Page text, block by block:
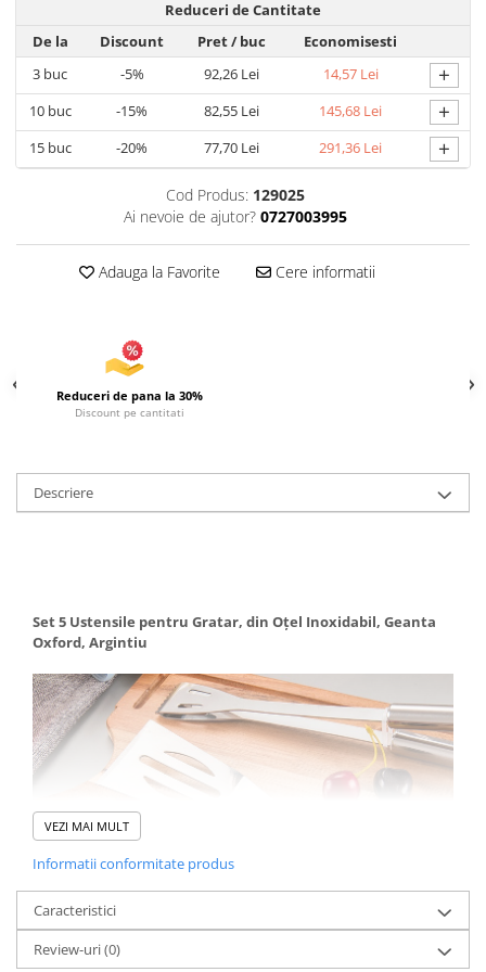
Corpuri de iluminat
Lampi de veghe
Articole si, Echipamente pentru
Transport şi Ridicat
Pelerine, Umbrele si Accesorii
Videoproiectoare
Reduceri de Cantitate
De la
Discount Pret/ buc
Economisesti
3 buc -5% 92,26 Lei 14,57 Lei +
10buc -15% 82,55 Lei 145,68 Lei +
15buc -20% 77,70 Lei 291,36 Lei +
Cod Produs: 129025
Ai nevoie de ajutor? 0727003995
Adauga la Favorite Cere informatii
Reduceri de pana la 30%
Discount pe cantitati
Descriere
Set 5 Ustensile pentru Gratar, din Oțel Inoxidabil, Geanta
Oxford, Argintiu
VEZI MAI MULT
Informatii conformitate produs
Caracteristici
Review-uri(0)